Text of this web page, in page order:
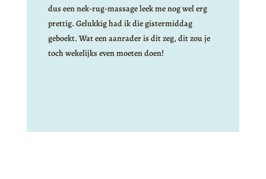
dus een nek-rug-massage leek me nog wel erg
prettig. Gelukkig had ik die gistermiddag
geboekt. Wat een aanrader is dit zeg, dit zou je
toch wekelijks even moeten doen!